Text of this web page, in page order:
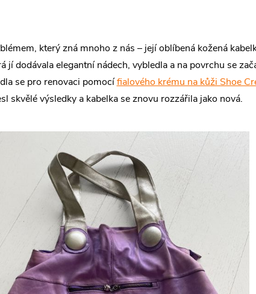
který zná mnoho z nás – její oblíbená kožená
jí dodávala elegantní nádech, vybledla a na povrchu se
se pro renovaci pomocí fialového krému na kůži Shoe
skvělé výsledky a kabelka se znovu rozzářila jako nová.